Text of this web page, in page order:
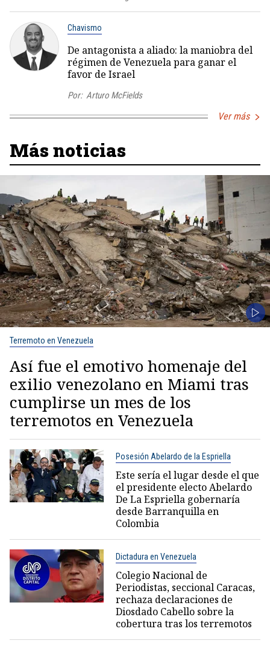
Chavismo
De antagonista a aliado: la maniobra del
régimen de Venezuela para ganar el
favor de Israel
Por: Arturo McFields
Ver más
Más noticias
Terremoto en Venezuela
Así fue el emotivo homenaje del
exilio venezolano en Miami tras
cumplirse un mes de los
terremotos en Venezuela
Posesión Abelardo de la Espriella
Este sería el lugar desde el que
el presidente electo Abelardo
De La Espriella gobernaría
desde Barranquilla en
Colombia
Dictadura en Venezuela
Colegio Nacional de
Periodistas, seccional Caracas,
rechaza declaraciones de
Diosdado Cabello sobre la
cobertura tras los terremotos